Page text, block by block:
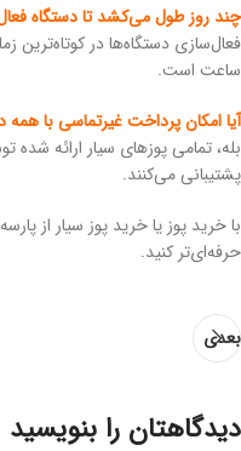
چند روز طول می‌کشد تا دستگاه
ساعت است.
آیا امکان پرداخت غیرتماسی با همه
بله، تمامی پوزهای سیار ارائه
پشتیبانی می‌کنند.
با خرید پوز یا خرید پوز سیار از
حرفه‌ای‌تر کنید.
بعدی
دیدگاهتان را بنویسید